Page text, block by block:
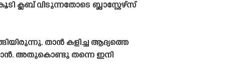
ക്ലബ് വിടുന്നതോടെ ബ്ലാസ്റ്റേഴ്‌സ്
താൻ കളിച്ച ആദ്യത്തെ
അതുകൊണ്ടു തന്നെ ഇനി